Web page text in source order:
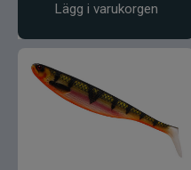
Lägg i varukorgen